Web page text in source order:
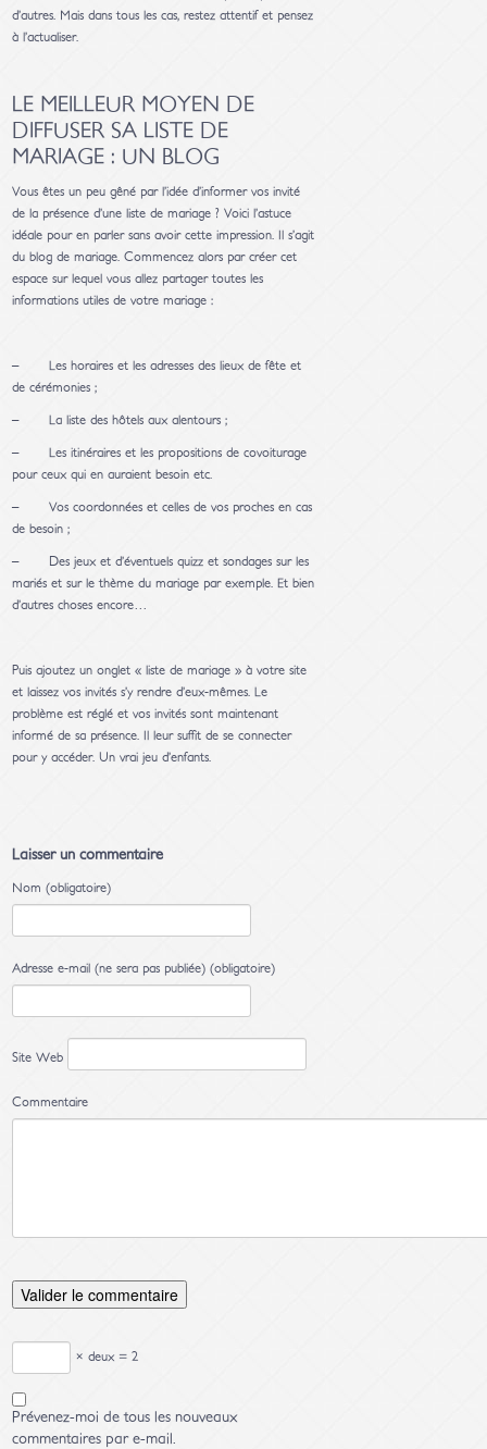
d’autres. Mais dans tous les cas, restez attentif et pensez
à l’actualiser.
LE MEILLEUR MOYEN DE
DIFFUSER SA LISTE DE
MARIAGE : UN BLOG
Vous êtes un peu gêné par l’idée d’informer vos invité
de la présence d’une liste de mariage ? Voici l’astuce
idéale pour en parler sans avoir cette impression. Il s’agit
du blog de mariage. Commencez alors par créer cet
espace sur lequel vous allez partager toutes les
informations utiles de votre mariage :
– Les horaires et les adresses des lieux de fête et
de cérémonies ;
– La liste des hôtels aux alentours ;
– Les itinéraires et les propositions de covoiturage
pour ceux qui en auraient besoin etc.
– Vos coordonnées et celles de vos proches en cas
de besoin ;
– Des jeux et d’éventuels quizz et sondages sur les
mariés et sur le thème du mariage par exemple. Et bien
d’autres choses encore…
Puis ajoutez un onglet « liste de mariage » à votre site
et laissez vos invités s’y rendre d’eux-mêmes. Le
problème est réglé et vos invités sont maintenant
informé de sa présence. Il leur suffit de se connecter
pour y accéder. Un vrai jeu d’enfants.
Laisser un commentaire
Nom (obligatoire)
Adresse e-mail (ne sera pas publiée) (obligatoire)
Site Web
Commentaire
× deux = 2
Prévenez-moi de tous les nouveaux
commentaires par e-mail.